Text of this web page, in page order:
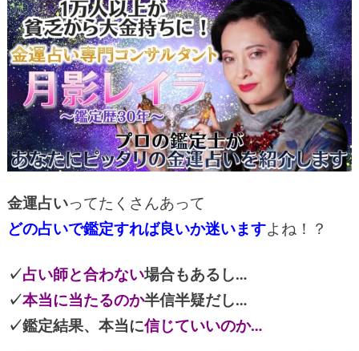
金運占いってたくさんあって
どの占いで鑑定すれば良いか迷いますよね！？
✓占い師と合わない場合もあるし…
✓本当に当たるのか半信半疑だし…
✓鑑定結果、本当に信じていいのか…